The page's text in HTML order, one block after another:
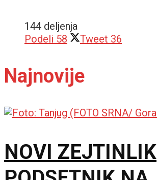
144 deljenja
Podeli 58 Tweet 36
Najnovije
NOVI ZEJTINLIK